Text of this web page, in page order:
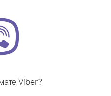
Viber?